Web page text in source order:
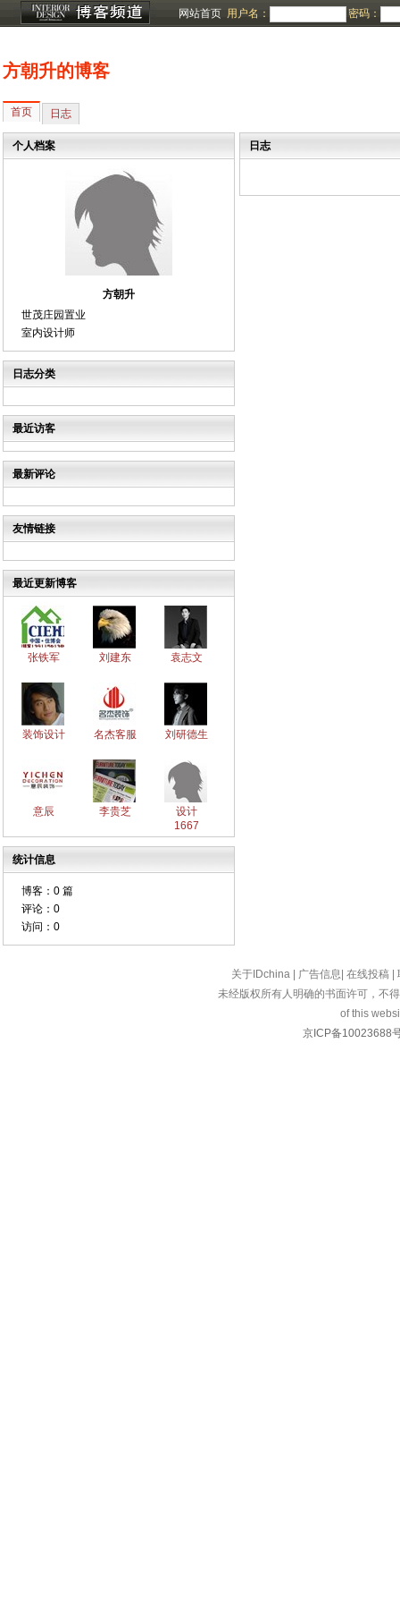
网站首页 用户名： 密码：
方朝升的博客
首页 日志
个人档案
方朝升
世茂庄园置业
室内设计师
日志分类
最近访客
最新评论
友情链接
最近更新博客
张铁军 刘建东 袁志文
装饰设计 名杰客服 刘研德生
意辰 李贵芝
设计
1667
统计信息
博客： 0 篇
评论： 0
访问： 0
日志
关于IDchina 广告信息 在线投稿
未经版权所有人明确的书面许可，不
of this
京ICP备10023688